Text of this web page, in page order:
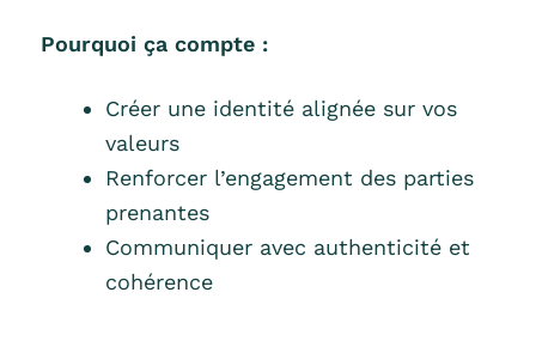
Pourquoi ça compte :
Créer une identité alignée sur vos
valeurs
Renforcer l’engagement des parties
prenantes
Communiquer avec authenticité et
cohérence